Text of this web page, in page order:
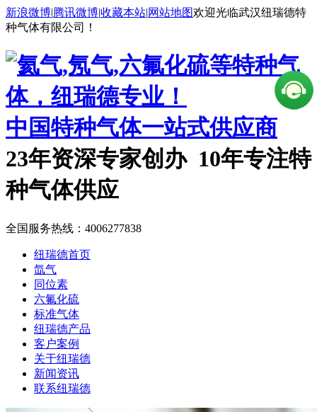
新浪微博|腾讯微博|收藏本站|网站地图欢迎光临武汉纽瑞德特
种气体有限公司！
中国特种气体一站式供应商
23年资深专家创办 10年专注特
种气体供应
全国服务热线： 4006277838
纽瑞德首页
氙气
同位素
六氟化硫
标准气体
纽瑞德产品
客户案例
关于纽瑞德
新闻资讯
联系纽瑞德